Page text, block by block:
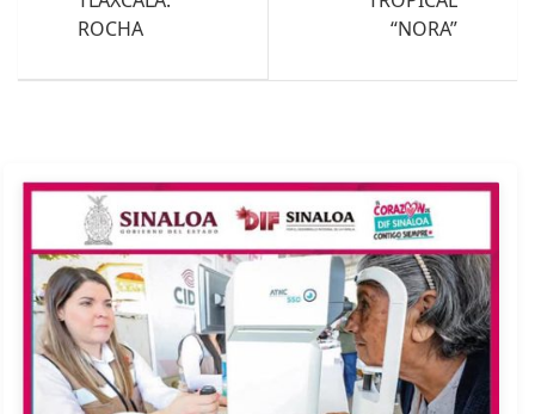
ROCHA
“NORA”